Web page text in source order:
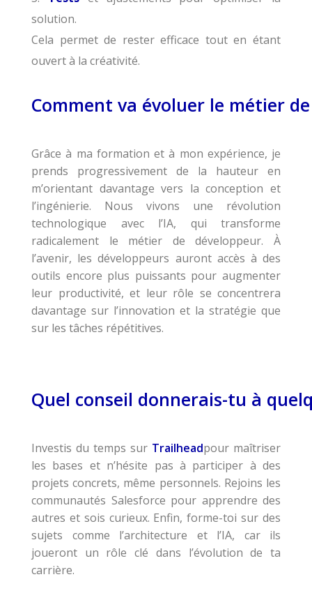
solution.
Cela permet de rester efficace tout en étant
ouvert à la créativité.
Comment va évoluer le métier
Grâce à ma formation et à mon expérience, je
prends progressivement de la hauteur en
m’orientant davantage vers la conception et
l’ingénierie. Nous vivons une révolution
technologique avec l’IA, qui transforme
radicalement le métier de développeur. À
l’avenir, les développeurs auront accès à des
outils encore plus puissants pour augmenter
leur productivité, et leur rôle se concentrera
davantage sur l’innovation et la stratégie que
sur les tâches répétitives.
Quel conseil donnerais-tu à
Investis du temps sur Trailheadpour maîtriser
les bases et n’hésite pas à participer à des
projets concrets, même personnels. Rejoins les
communautés Salesforce pour apprendre des
autres et sois curieux. Enfin, forme-toi sur des
sujets comme l’architecture et l’IA, car ils
joueront un rôle clé dans l’évolution de ta
carrière.